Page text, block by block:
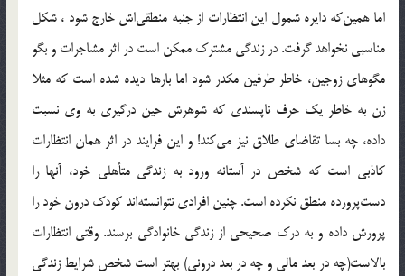
اما همين‌كه دايره شمول اين انتظارات از جنبه منطقي‌اش خارج شود‌ ، شكل
مناسبي نخواهد گرفت. در زندگي مشترك ممكن است در اثر مشاجرات و بگو
مگو‌هاي زوجين، خاطر طرفين مكدر شود اما بارها ديده شده است كه مثلا
زن به‌ خاطر يك حرف ناپسندي كه شوهرش حين درگيري به وي نسبت
داده، چه بسا تقاضاي طلاق نيز مي‌كند‌! و اين فرايند در اثر همان انتظارات
كاذبي است كه شخص‌ در آستانه ورود به زندگي متأهلي خود‌، آنها را
دست‌پرورده منطق نكرده است. چنين افرادي نتوانسته‌اند كودك درون خود را
پرورش داده و به درك صحيحي از زندگي خانوادگي برسند. وقتي انتظارات
بالاست(چه در بعد مالي و چه در بعد دروني) بهتر است شخص شرايط زندگي